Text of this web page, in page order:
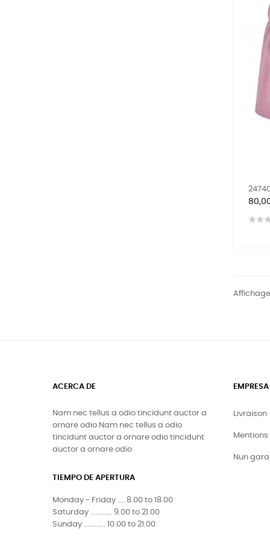
ACERCA DE
Nam nec tellus a odio tincidunt auctor a
ornare odio Nam nec tellus a odio
tincidunt auctor a ornare odio tincidunt
auctor a ornare odio
TIEMPO DE APERTURA
Monday - Friday .... 8.00 to 18.00
Saturday ............ 9.00 to 21.00
Sunday ............ 10.00 to 21.00
EMPRESA
Livraison
Nun gara